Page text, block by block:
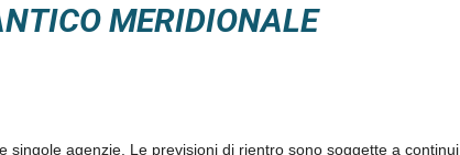
MERIDIONALE
agenzie. Le previsioni di rientro sono soggette a continui